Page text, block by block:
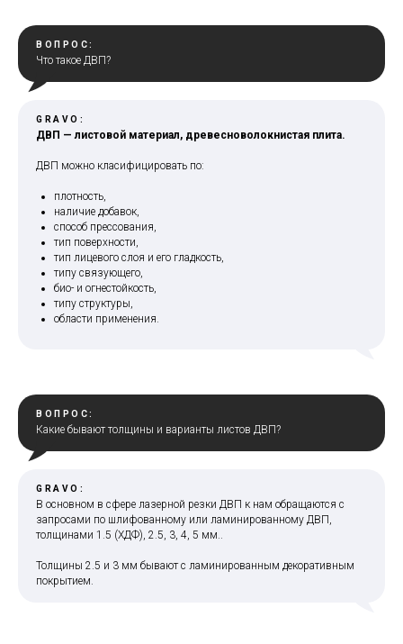
ВОПРОС:
Что такое ДВП?
GRAVO:
ДВП — листовой материал, древесноволокнистая плита.
ДВП можно класифицировать по:
плотность,
наличие добавок,
способ прессования,
тип поверхности,
тип лицевого слоя и его гладкость,
типу связующего,
био- и огнестойкость,
типу структуры,
области применения.
ВОПРОС:
Какие бывают толщины и варианты листов ДВП?
GRAVO:
В основном в сфере лазерной резки ДВП к нам обращаются с
запросами по шлифованному или ламинированному ДВП,
толщинами 1.5 (ХДФ), 2.5, 3, 4, 5 мм..
Толщины 2.5 и 3 мм бывают с ламинированным декоративным
покрытием.